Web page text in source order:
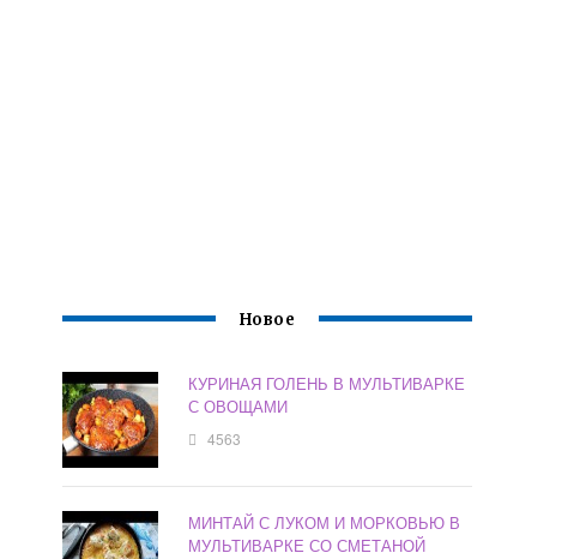
Новое
КУРИНАЯ ГОЛЕНЬ В МУЛЬТИВАРКЕ
С ОВОЩАМИ
4563
МИНТАЙ С ЛУКОМ И МОРКОВЬЮ В
МУЛЬТИВАРКЕ СО СМЕТАНОЙ